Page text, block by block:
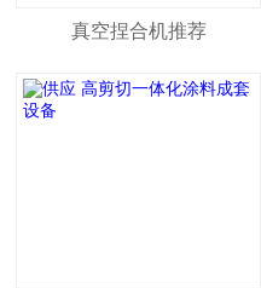
真空捏合机推荐